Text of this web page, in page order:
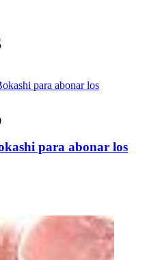
para abonar los